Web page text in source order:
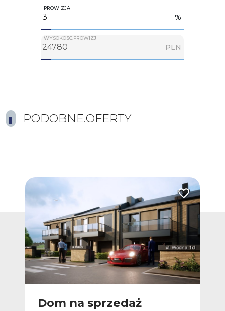
PROWIZJA
%
WYSOKOSC.PROWIZJI
PLN
PODOBNE.OFERTY
Dodaj do ulubionych Dodaj do
Dom na sprzedaż